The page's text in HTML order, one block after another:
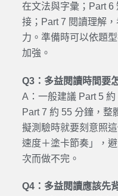
在文法與字彙；Part 6
接；Part 7 閱讀理解
力。準備時可以依題
加強。
Q3：多益閱讀時間要
A：一般建議 Part 5 約
Part 7 約 55 分鐘，整
擬測驗時就要刻意照
速度＋塗卡節奏」，
次而做不完。
Q4：多益閱讀應該先